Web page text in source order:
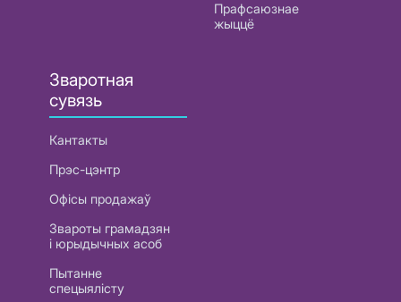
Прафсаюзнае
жыццё
Зваротная
сувязь
Кантакты
Прэс-цэнтр
Офісы продажаў
Звароты грамадзян
і юрыдычных асоб
Пытанне
спецыялісту